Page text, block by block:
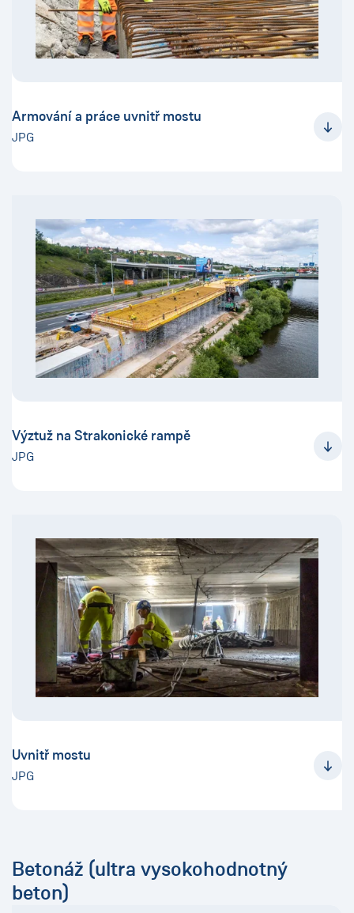
Armování a práce uvnitř mostu
JPG
Výztuž na Strakonické rampě
JPG
Uvnitř mostu
JPG
Betonáž (ultra vysokohodnotný
beton)